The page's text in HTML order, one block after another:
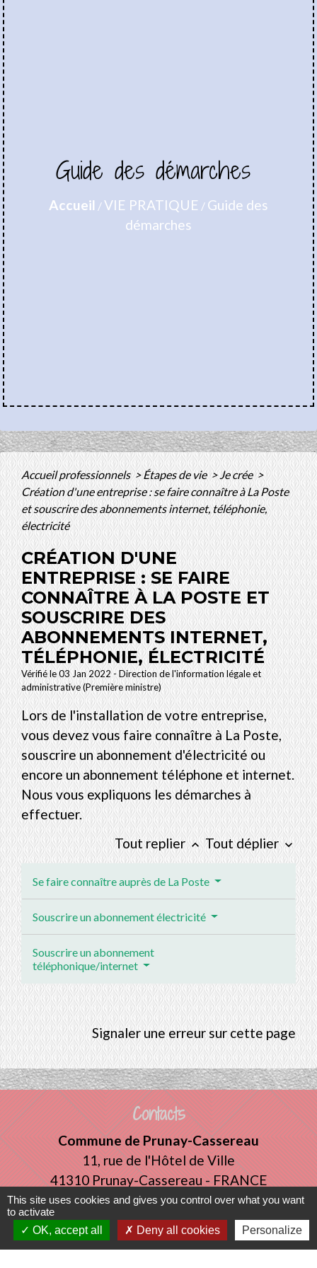
Guide des démarches
Accueil /VIE PRATIQUE / Guide des
démarches
Accueil professionnels>Étapes de vie > Je crée >
Création d'une entreprise : se faire connaître à La Poste
et souscrire des abonnements internet, téléphonie,
électricité
CRÉATION D'UNE
ENTREPRISE : SE FAIRE
CONNAÎTRE À LA POSTE ET
SOUSCRIRE DES
ABONNEMENTS INTERNET,
TÉLÉPHONIE, ÉLECTRICITÉ
Vérifié le 03 Jan 2022 - Direction de l'information légale et
administrative (Première ministre)
Lors de l'installation de votre entreprise,
vous devez vous faire connaître à La Poste,
souscrire un abonnement d'électricité ou
encore un abonnement téléphone et internet.
Nous vous expliquons les démarches à
effectuer.
Tout replier keyboard_arrow_up Tout déplier keyboard_arrow_down
Se faire connaître auprès de La Poste
Souscrire un abonnement électricité
Souscrire un abonnement
téléphonique/internet
Signaler une erreur sur cette page
Contacts
Commune de Prunay-Cassereau
11, rue de l'Hôtel de Ville
41310 Prunay-Cassereau - FRANCE
+33 2 54 80 32 81
Liens intercommunalité
This site uses cookies and gives you control over what you want
to activate
OK, accept all
Deny all cookies Personalize